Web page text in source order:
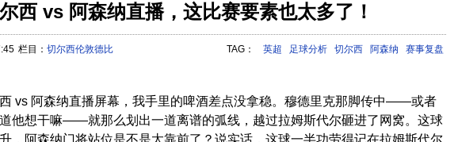
西 vs 阿森纳直播，这比赛要素也太多了！
栏目： 切尔西伦敦德比 TAG： 英超 足球分析 切尔西 阿森纳 赛事复盘
vs 阿森纳直播屏幕，我手里的啤酒差点没拿稳。穆德里克那脚传中——或者
他想干嘛——就那么划出一道离谱的弧线，越过拉姆斯代尔砸进了网窝。这球
，阿森纳门将站位是不是太靠前了？说实话，这球一半功劳得记在拉姆斯代尔